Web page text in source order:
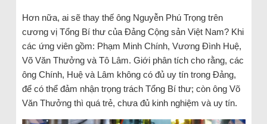
Hơn nữa, ai sẽ thay thế ông Nguyễn Phú Trọng trên
cương vị Tổng Bí thư của Đảng Cộng sản Việt Nam? Khi
các ứng viên gồm: Phạm Minh Chính, Vương Đình Huệ,
Võ Văn Thưởng và Tô Lâm. Giới phân tích cho rằng, các
ông Chính, Huệ và Lâm không có đủ uy tín trong Đảng,
để có thể đảm nhận trọng trách Tổng Bí thư; còn ông Võ
Văn Thưởng thì quá trẻ, chưa đủ kinh nghiệm và uy tín.